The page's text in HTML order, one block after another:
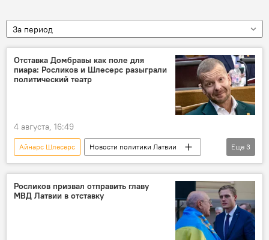
За период
Отставка Домбравы как поле для
пиара: Росликов и Шлесерс разыграли
политический театр
4 августа, 16:49
Айнарс Шлесерс
Новости политики Латвии
Алексей Росликов
Янис Домбрава
Еще 3
Росликов призвал отправить главу
МВД Латвии в отставку